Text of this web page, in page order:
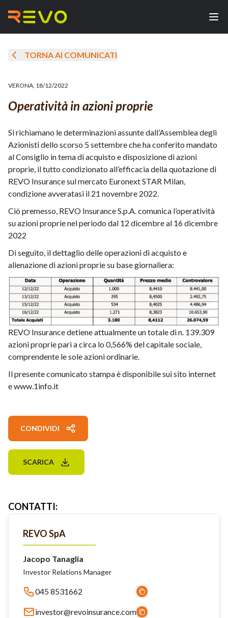
TORNA AI COMUNICATI
VERONA, 18/12/2022
Operatività in azioni proprie
Si richiamano le determinazioni assunte dall’Assemblea degli
Azionisti dello scorso 5 settembre che ha conferito mandato
al Consiglio in tema di acquisto e disposizione di azioni
proprie, il tutto condizionato all’efficacia della quotazione di
REVO Insurance sul mercato Euronext STAR Milan,
condizione avveratasi il 21 novembre 2022.
Ciò premesso, REVO Insurance S.p.A. comunica l’operatività
su azioni proprie nel periodo dal 12 dicembre al 16 dicembre
2022
Di seguito, il dettaglio delle operazioni di acquisto e
alienazione di azioni proprie su base giornaliera:
REVO Insurance detiene attualmente un totale di n. 139.309
azioni proprie pari a circa lo 0,566% del capitale sociale,
comprendente le sole azioni ordinarie.
Il presente comunicato stampa è disponibile sui sito internet
e www.1info.it
CONDIVIDI
SCARICA
CONTATTI:
REVO SpA
Jacopo Tanaglia
Investor Relations Manager
045 8531662
investor@revoinsurance.com